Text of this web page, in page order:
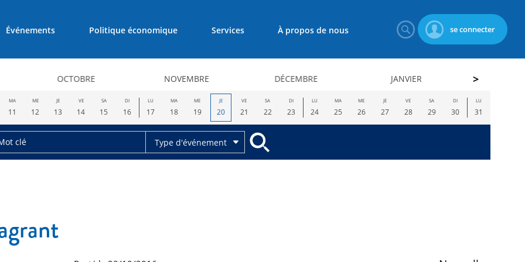
se connecter
Événements Politique économique Services À propos de nous
OCTOBRE NOVEMBRE DÉCEMBRE JANVIER
MA
11
ME
12
JE
13
VE
14
SA
15
DI
16
LU
17
MA
18
ME
19
JE
20
VE
21
SA
22
DI
23
LU
24
MA
25
ME
26
JE
27
VE
28
SA
29
DI
30
LU
31
Type d'événement